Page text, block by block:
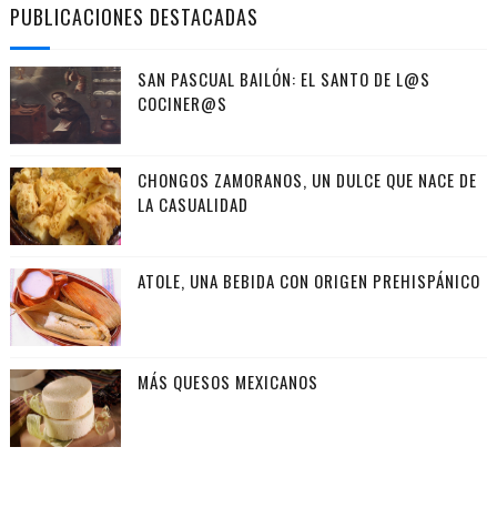
PUBLICACIONES DESTACADAS
SAN PASCUAL BAILÓN: EL SANTO DE L@S
COCINER@S
CHONGOS ZAMORANOS, UN DULCE QUE NACE DE
LA CASUALIDAD
ATOLE, UNA BEBIDA CON ORIGEN PREHISPÁNICO
MÁS QUESOS MEXICANOS